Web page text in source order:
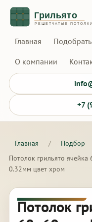
Главная Подобрать
О компании
+7
Главная / Подбор
Потолок грильято
0.32мм цвет хром
Потолок